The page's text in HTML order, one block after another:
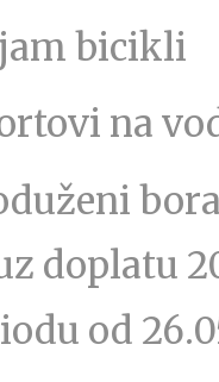
bicikli
na
doplatu
od